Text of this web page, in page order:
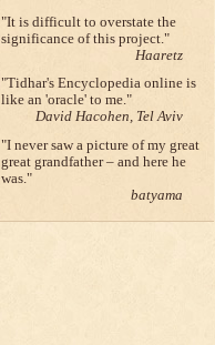
It is difficult to overstate the
significance of this project.
Haaretz
Tidhar's Encyclopedia online is
like an 'oracle' to me.
David Hacohen, Tel Aviv
I never saw a picture of my great
great grandfather – and here he
was.
batyama